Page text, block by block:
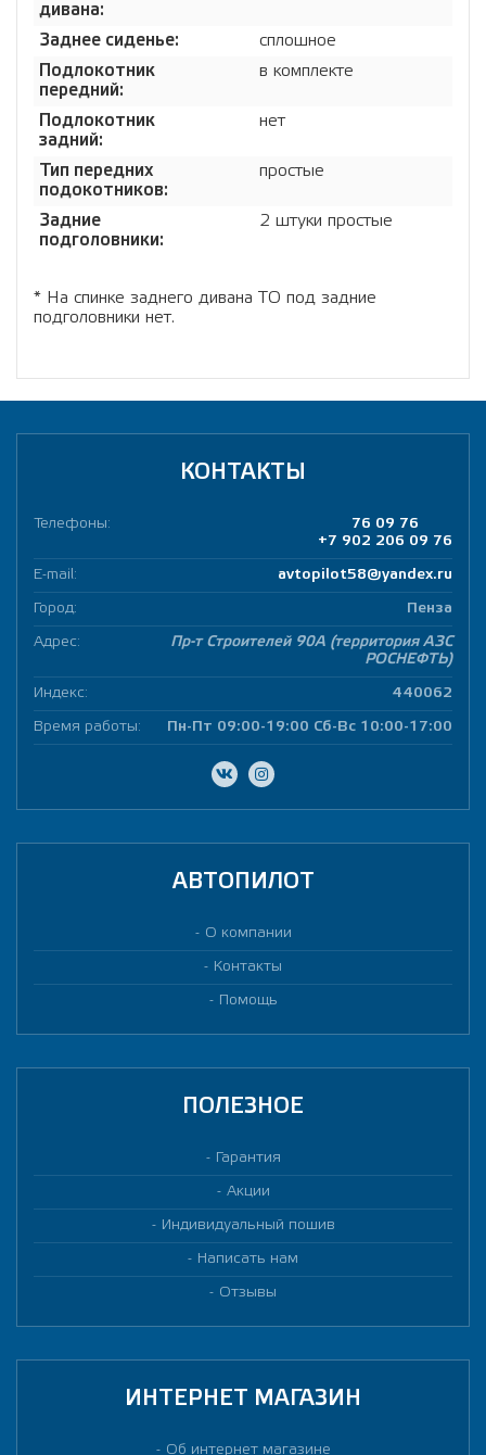
дивана:
Заднее сиденье:
сплошное
Подлокотник
передний:
в комплекте
Подлокотник
задний:
нет
Тип передних
подокотников:
простые
Задние
подголовники:
2 штуки простые
* На спинке заднего дивана ТО под задние
подголовники нет.
КОНТАКТЫ
Телефоны:
76 09 76
+7 902 206 09 76
E-mail: avtopilot58@yandex.ru
Город: Пенза
Адрес:
Пр-т Строителей 90А (территория АЗС
РОСНЕФТЬ)
Индекс: 440062
Время работы: Пн-Пт 09:00-19:00 Сб-Вс 10:00-17:00
АВТОПИЛОТ
О компании
Контакты
Помощь
ПОЛЕЗНОЕ
Гарантия
Акции
Индивидуальный пошив
Написать нам
Отзывы
ИНТЕРНЕТ МАГАЗИН
Об интернет магазине